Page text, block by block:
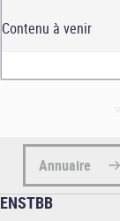
Contenu à venir
Annuaire
ENSTBB